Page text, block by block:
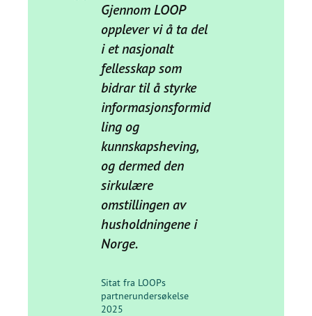
Gjennom LOOP
opplever vi å ta del
i et nasjonalt
fellesskap som
bidrar til å styrke
informasjonsformid
ling og
kunnskapsheving,
og dermed den
sirkulære
omstillingen av
husholdningene i
Norge.
Sitat fra LOOPs
partnerundersøkelse
2025